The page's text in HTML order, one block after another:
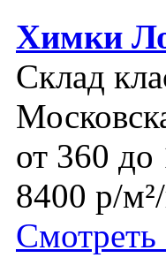
Химки
Склад
от 360 до
8400 р/